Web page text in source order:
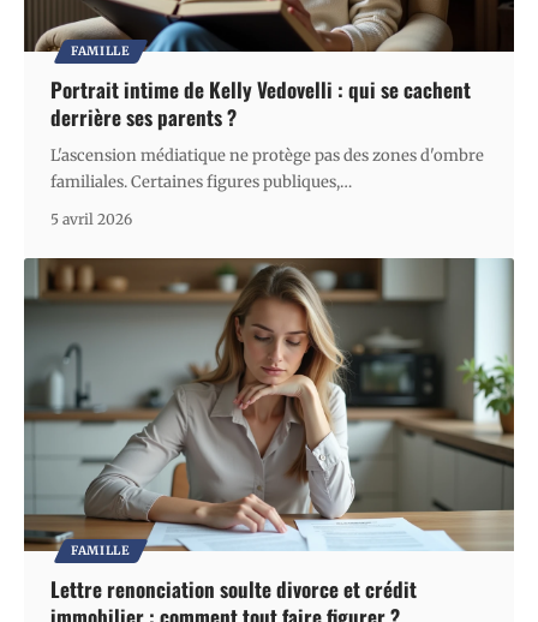
FAMILLE
Portrait intime de Kelly Vedovelli : qui se cachent
derrière ses parents ?
L'ascension médiatique ne protège pas des zones d'ombre
familiales. Certaines figures publiques,…
5 avril 2026
FAMILLE
Lettre renonciation soulte divorce et crédit